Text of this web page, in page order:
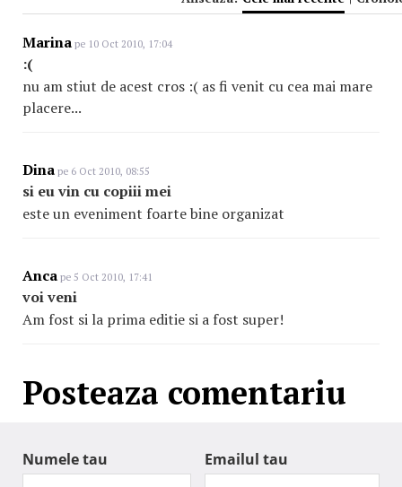
Marina pe 10 Oct 2010, 17:04
:(
nu am stiut de acest cros :( as fi venit cu cea mai mare
placere...
Dina pe 6 Oct 2010, 08:55
si eu vin cu copiii mei
este un eveniment foarte bine organizat
Anca pe 5 Oct 2010, 17:41
voi veni
Am fost si la prima editie si a fost super!
Posteaza comentariu
Numele tau Emailul tau